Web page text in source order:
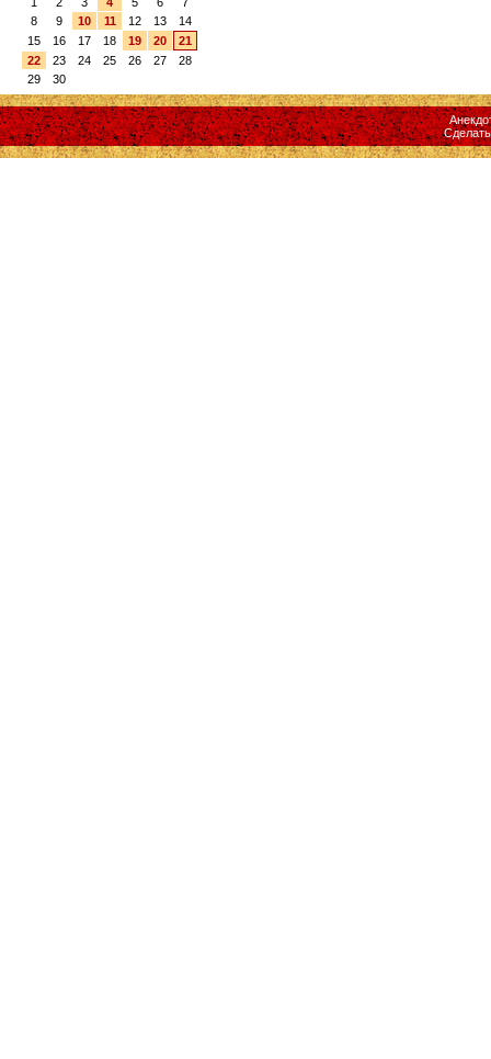
8
9 10 11 12 13
14
15
16 17 18 19 20
21
22
23 24 25 26 27
28
29
30